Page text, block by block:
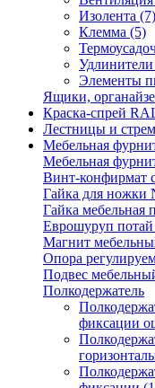
Изолента (7)
Клемма (5)
Удлинители
Элементы
Ящики,
Краска-спрей
Лестницы и
Мебельная
Мебельная
Винт-конфирмат
Гайка для ножки
Гайка мебельная
Еврошуруп
Магнит
Опора
Подвес
Полкодержатель
фиксации